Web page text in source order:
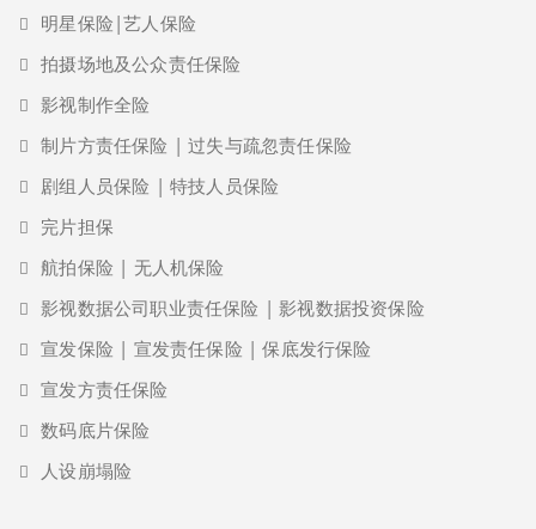
明星保险|艺人保险
拍摄场地及公众责任保险
影视制作全险
制片方责任保险 | 过失与疏忽责任保险
剧组人员保险 | 特技人员保险
完片担保
航拍保险 | 无人机保险
影视数据公司职业责任保险 | 影视数据投资保险
宣发保险 | 宣发责任保险 | 保底发行保险
宣发方责任保险
数码底片保险
人设崩塌险